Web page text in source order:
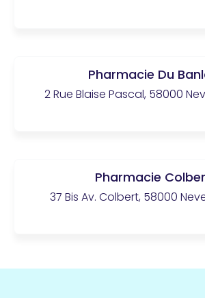
Pharmacie Du
2 Rue Blaise Pascal, 58000
Pharmacie
37 Bis Av. Colbert, 58000